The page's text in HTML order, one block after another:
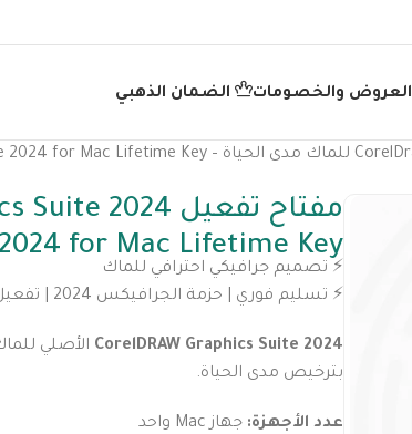
العروض والخصومات الضمان الذهبي
for Mac Lifetime Key
⚡️ تصميم جرافيكي احترافي للماك
⚡️ تسليم فوري | حزمة الجرافيكس 2024 | تفعيل مدى الحياة للماك
CorelDRAW Graphics Suite 2024
بترخيص مدى الحياة.
عدد الأجهزة: جهاز Mac واحد